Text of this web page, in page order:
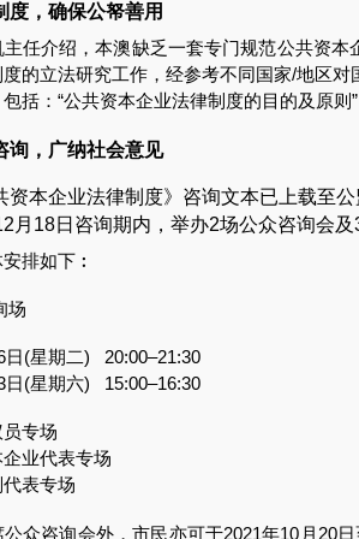
度，确保公帑善用
介绍，本澳缺乏一套专门规范公共资本
的立法研究工作，经参考不同国家/地区
括：“公共资本企业法律制度的目的及原则
询，广纳社会意见
企业法律制度》咨询文本已上载至公
月18日咨询期内，举办2场公众咨询会
排如下︰
场
(星期二) 20:00–21:30
(星期六) 15:00–16:30
专场
业代表专场
表专场
咨询会外，市民亦可于2021年10月20日